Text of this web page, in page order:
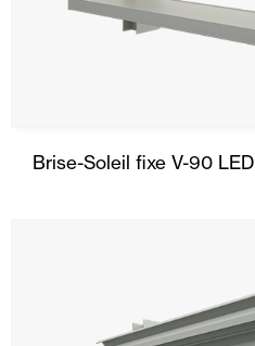
Brise-Soleil fixe V-90 LED